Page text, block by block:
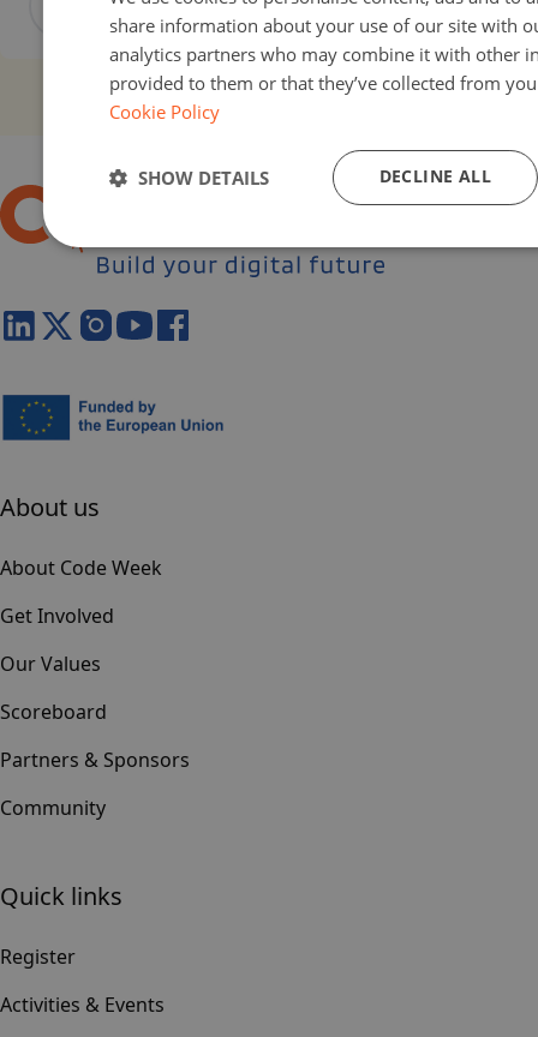
View activity
About us
About Code Week
Get Involved
Our Values
Scoreboard
Partners & Sponsors
Community
Quick links
Register
Activities & Events
share information about your use of our site with
analytics partners who may combine it with other
provided to them or that they’ve collected from
Cookie Policy
DECLINE ALL
SHOW DETAILS